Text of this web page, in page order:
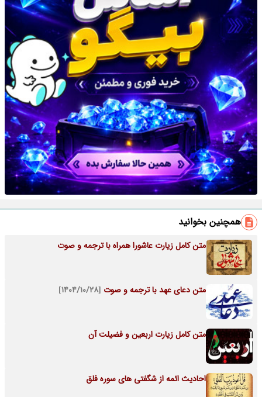
همچنین بخوانید
متن کامل زیارت عاشورا همراه با ترجمه و صوت
متن دعای عهد با ترجمه و صوت [۱۴۰۴/۱۰/۲۸]
متن کامل زیارت اربعین و فضیلت آن
احادیث ائمه از شگفتی های سوره فلق